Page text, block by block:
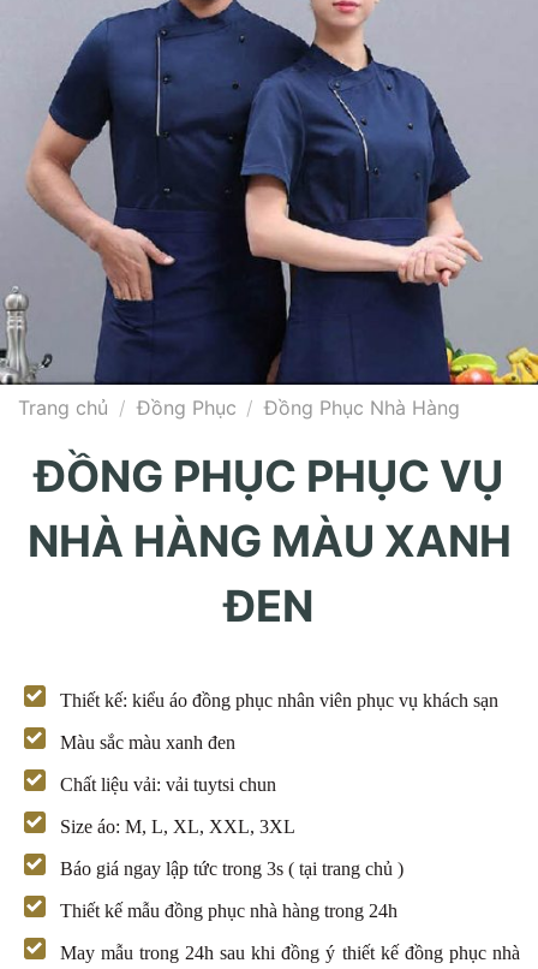
Trang chủ / Đồng Phục / Đồng Phục Nhà Hàng
ĐỒNG PHỤC PHỤC VỤ
NHÀ HÀNG MÀU XANH
ĐEN
Thiết kế: kiểu áo đồng phục nhân viên phục vụ khách sạn
Màu sắc màu xanh đen
Chất liệu vải: vải tuytsi chun
Size áo: M, L, XL, XXL, 3XL
Báo giá ngay lập tức trong 3s ( tại trang chủ )
Thiết kế mẫu đồng phục nhà hàng trong 24h
May mẫu trong 24h sau khi đồng ý thiết kế đồng phục nhà